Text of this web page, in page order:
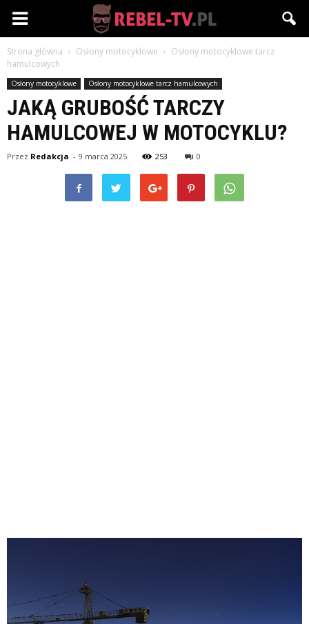
Rebel-
TV.pl
Strona główna Osłony motocyklowe
Osłony motocyklowe tarcz
hamulcowych
Osłony motocyklowe Osłony motocyklowe tarcz hamulcowych
JAKĄ GRUBOŚĆ TARCZY
HAMULCOWEJ W MOTOCYKLU?
Przez Redakcja - 9 marca 2025 253 0